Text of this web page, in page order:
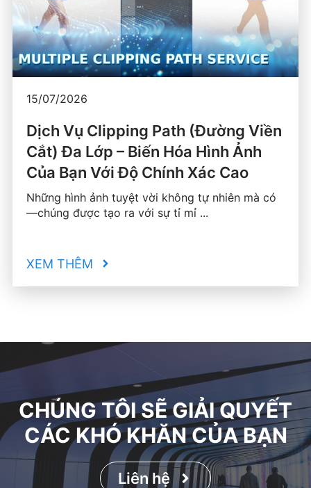
15/07/2026
Dịch Vụ Clipping Path (Đường Viền
Cắt) Đa Lớp – Biến Hóa Hình Ảnh
Của Bạn Với Độ Chính Xác Cao
Những hình ảnh tuyệt vời không tự nhiên mà có
—chúng được tạo ra với sự tỉ mỉ ...
XEM THÊM
CHÚNG TÔI SẼ GIẢI QUYẾT
CÁC KHÓ KHĂN CỦA BẠN
Liên hệ